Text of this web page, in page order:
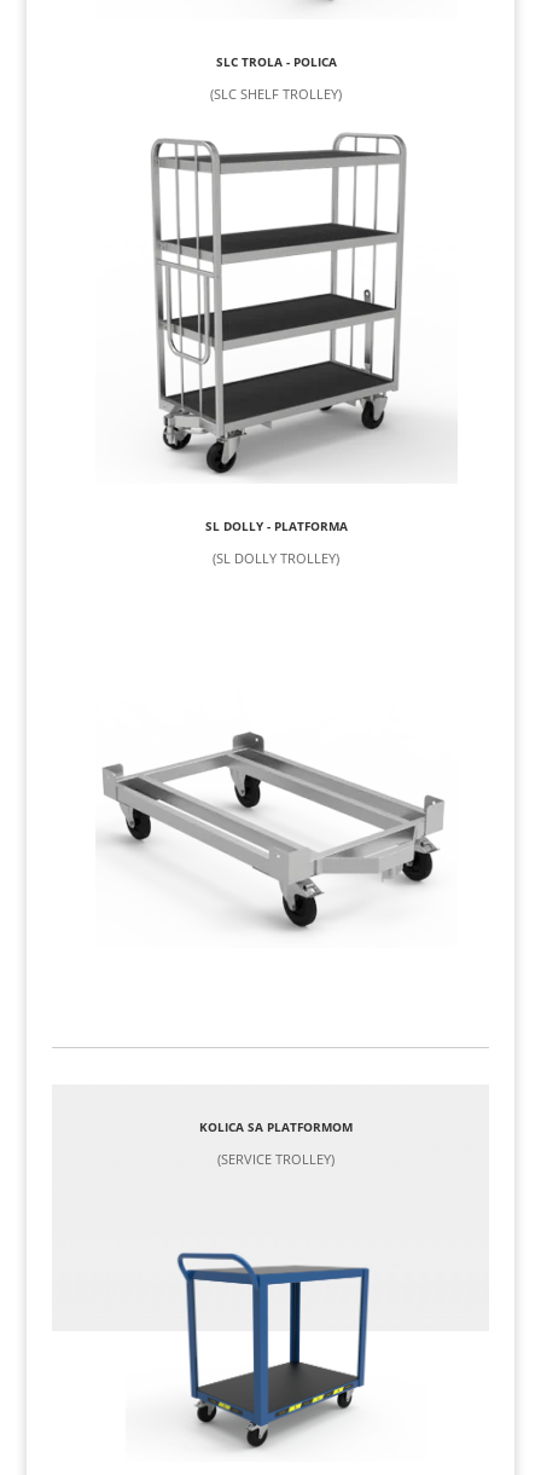
SLC TROLA - POLICA
(SLC SHELF TROLLEY)
SL DOLLY - PLATFORMA
(SL DOLLY TROLLEY)
KOLICA SA PLATFORMOM
(SERVICE TROLLEY)